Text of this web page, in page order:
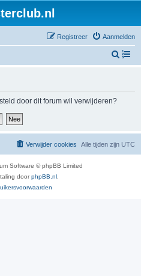
Aanmelden
Registreer
Z
door dit forum wil verwijderen?
Alle tijden zijn UTC
Verwijder cookies
Software © phpBB Limited
doorphpBB.nl